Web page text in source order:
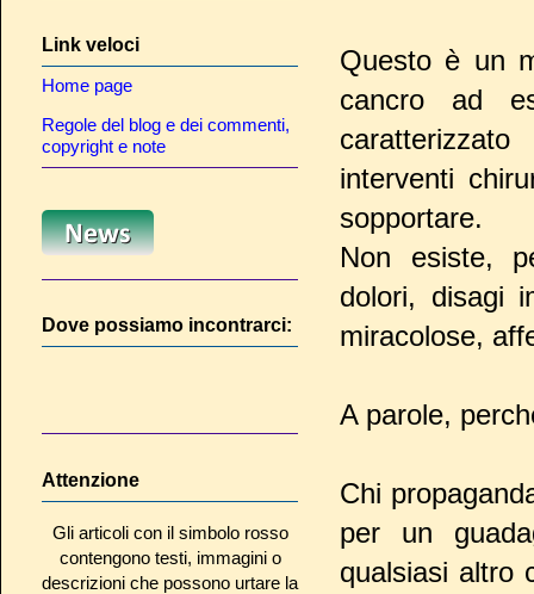
Questo è un
cancro ad
interventi
sopportare.
Non esiste,
dolori, disagi
miracolose,
A parole,
Chi
per un
qualsiasi altro
Link veloci
Home page
Regole del blog e dei commenti,
copyright e note
Dove possiamo incontrarci:
Attenzione
Gli articoli con il simbolo rosso
contengono testi, immagini o
descrizioni che possono urtare la